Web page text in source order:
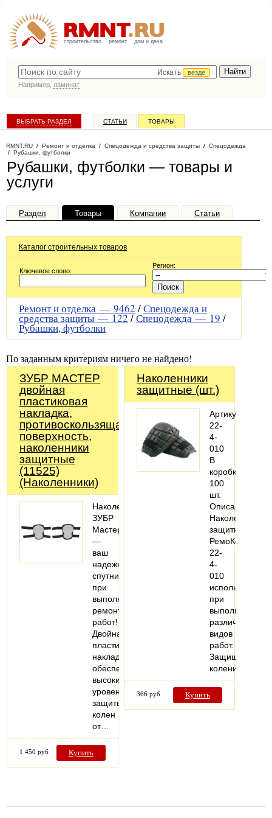
строительство ремонт дом и дача
Искать
везде
Например, ламинат
ВЫБРАТЬ РАЗДЕЛ СТАТЬИ ТОВАРЫ
RMNT.RU / Ремонт и отделка / Спецодежда и средства защиты / Спецодежда
/ Рубашки, футболки
Рубашки, футболки — товары и
услуги
Раздел Товары Компании Статьи
Каталог строительных товаров
Ключевое слово:
Регион:
Ремонт и отделка — 9462 /Спецодежда и
средства защиты —122/Спецодежда — 19 /
Рубашки, футболки
По заданным критериям ничего не найдено!
ЗУБР МАСТЕР
двойная
пластиковая
накладка,
противоскользящая
поверхность,
наколенники
защитные
(11525)
(Наколенники)
Наколенники
ЗУБР
Мастер
—
ваш
надежный
спутник
при
выполнении
ремонтных
работ!
Двойная
пластиковая
накладка
обеспечивает
высокий
уровень
защиты
колен
от…
1 450 руб Купить
Наколенники
защитные (шт.)
Артикул:
22-
4-
010
В
коробке:
100
шт.
Описание:
Наколенники
защитные
РемоКолор
22-
4-
010
используются
при
выполнении
различных
видов
работ.
Защищают
колени…
366 руб Купить